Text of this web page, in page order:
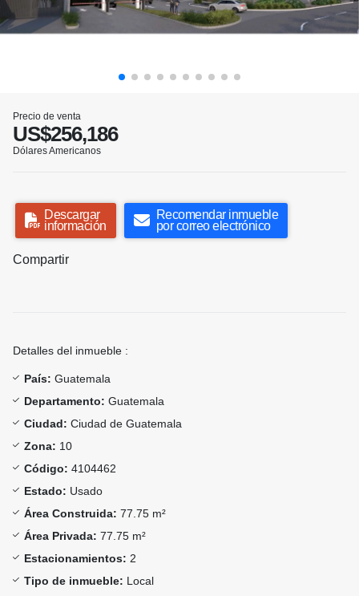
Precio de venta
US$256,186
Dólares Americanos
Descargar
información
Recomendar inmueble
por correo electrónico
Compartir
Detalles del inmueble :
País: Guatemala
Departamento: Guatemala
Ciudad: Ciudad de Guatemala
Zona: 10
Código: 4104462
Estado: Usado
Área Construida: 77.75 m²
Área Privada: 77.75 m²
Estacionamientos: 2
Tipo de inmueble: Local